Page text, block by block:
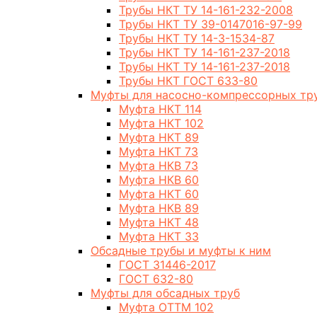
Трубы НКТ ТУ 14-161-232-2008
Трубы НКТ ТУ 39-0147016-97-99
Трубы НКТ ТУ 14-3-1534-87
Трубы НКТ ТУ 14-161-237-2018
Трубы НКТ ТУ 14-161-237-2018
Трубы НКТ ГОСТ 633-80
Муфты для насосно-компрессорных
Муфта НКТ 114
Муфта НКТ 102
Муфта НКТ 89
Муфта НКТ 73
Муфта НКВ 73
Муфта НКВ 60
Муфта НКТ 60
Муфта НКВ 89
Муфта НКТ 48
Муфта НКТ 33
Обсадные трубы и муфты к ним
ГОСТ 31446-2017
ГОСТ 632-80
Муфты для обсадных труб
Муфта ОТТМ 102